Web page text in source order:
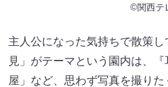
©関西テ
主人公になった気持ちで散策
見」がテーマという園内は、
屋」など、思わず写真を撮り